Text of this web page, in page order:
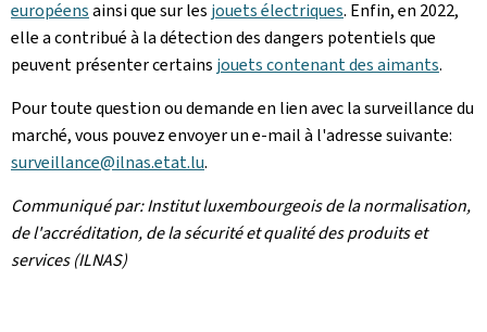
européensainsi que sur les jouets électriques. Enfin, en 2022,
elle a contribué à la détection des dangers potentiels que
peuvent présenter certains jouets contenant des aimants.
Pour toute question ou demande en lien avec la surveillance du
marché, vous pouvez envoyer un e-mail à l'adresse suivante:
surveillance@ilnas.etat.lu.
Communiqué par: Institut luxembourgeois de la normalisation,
de l'accréditation, de la sécurité et qualité des produits et
services (ILNAS)